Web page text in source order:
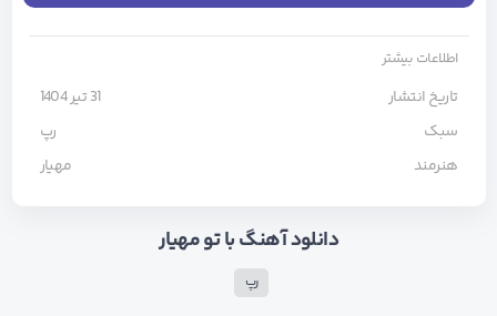
اطلاعات بیشتر
تاریخ انتشار
31 تیر 1404
سبک
رپ
هنرمند
مهیار
دانلود آهنگ با تو مهیار
رپ